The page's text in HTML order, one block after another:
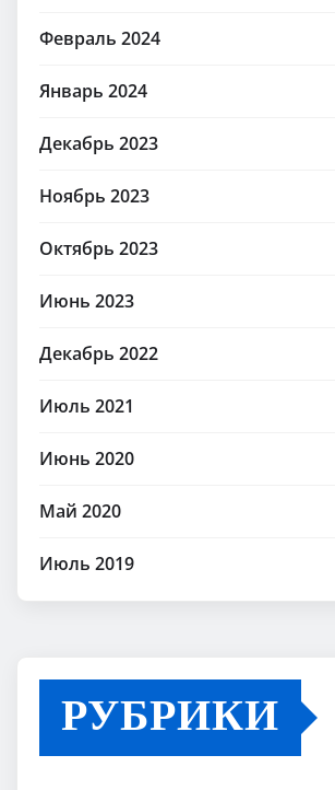
Февраль 2024
Январь 2024
Декабрь 2023
Ноябрь 2023
Октябрь 2023
Июнь 2023
Декабрь 2022
Июль 2021
Июнь 2020
Май 2020
Июль 2019
РУБРИКИ